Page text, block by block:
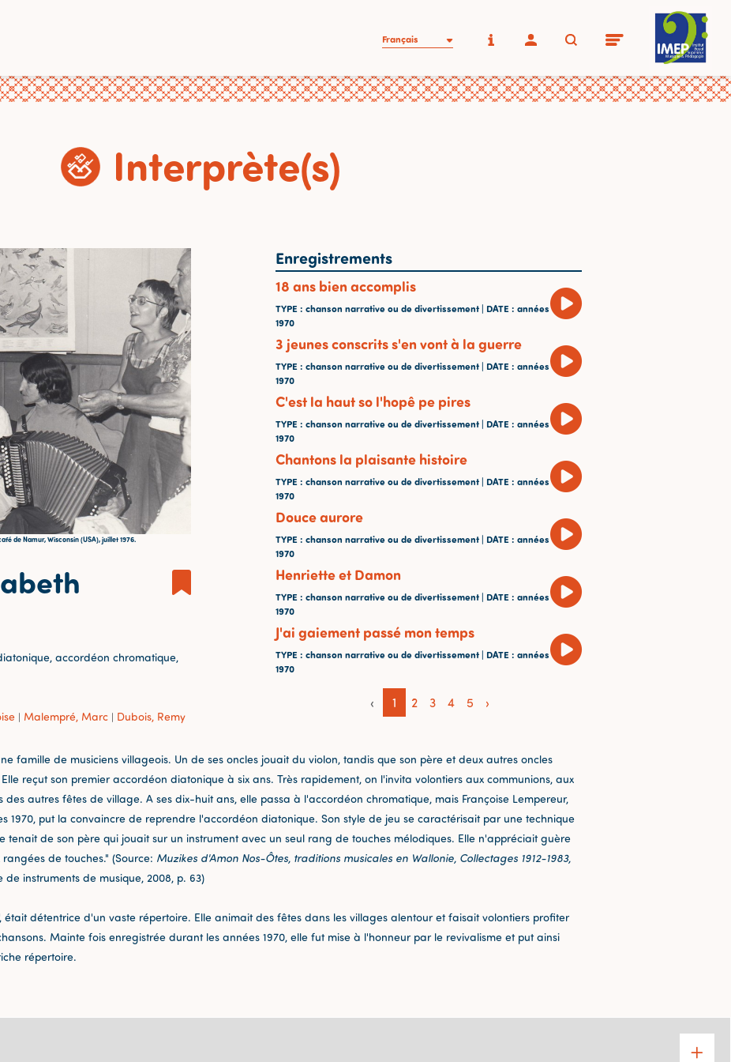
Français
Interprète(s)
de Namur, Wisconsin (USA), juillet 1976.
accordéon chromatique,
| Malempré, Marc | Dubois, Remy
Enregistrements
18 ans bien accomplis
TYPE : chanson narrative ou de divertissement | DATE : années
1970
3 jeunes conscrits s'en vont à la guerre
TYPE : chanson narrative ou de divertissement | DATE : années
1970
C'est la haut so l'hopê pe pires
TYPE : chanson narrative ou de divertissement | DATE : années
1970
Chantons la plaisante histoire
TYPE : chanson narrative ou de divertissement | DATE : années
1970
Douce aurore
TYPE : chanson narrative ou de divertissement | DATE : années
1970
Henriette et Damon
TYPE : chanson narrative ou de divertissement | DATE : années
1970
J'ai gaiement passé mon temps
TYPE : chanson narrative ou de divertissement | DATE : années
1970
‹ 1 2 3 4 5 ›
famille de musiciens villageois. Un de ses oncles jouait du violon, tandis que son père et deux autres oncles
reçut son premier accordéon diatonique à six ans. Très rapidement, on l'invita volontiers aux communions, aux
des autres fêtes de village. A ses dix-huit ans, elle passa à l'accordéon chromatique, mais Françoise Lempereur,
1970, put la convaincre de reprendre l'accordéon diatonique. Son style de jeu se caractérisait par une technique
tenait de son père qui jouait sur un instrument avec un seul rang de touches mélodiques. Elle n'appréciait guère
de touches." (Source: Muzikes d'Amon Nos-Ôtes, traditions musicales en Wallonie, Collectages 1912-1983,
instruments de musique, 2008, p. 63)
était détentrice d'un vaste répertoire. Elle animait des fêtes dans les villages alentour et faisait volontiers profiter
Mainte fois enregistrée durant les années 1970, elle fut mise à l'honneur par le revivalisme et put ainsi
répertoire.